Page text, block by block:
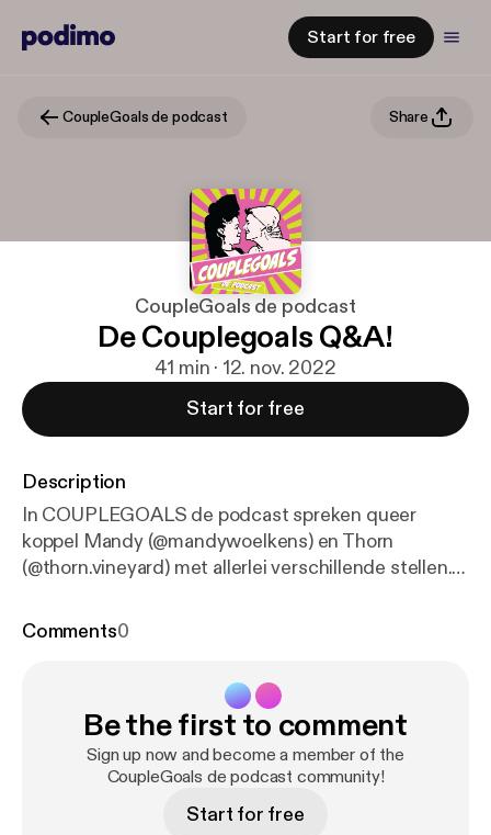
Start for free
CoupleGoals de podcast Share
CoupleGoals de podcast
De Couplegoals Q&A!
41 min · 12. nov. 2022
Start for free
Description
In COUPLEGOALS de podcast spreken queer
koppel Mandy (@mandywoelkens) en Thorn
(@thorn.vineyard) met allerlei verschillende stellen.
over? Wat is er nou zo leuk aan de ander? En
Jullie stuurden ons vragen in, en wij hebben die
samen op onze zolderkamer beantwoord. Veel
luisterplezier!
Comments0
Be the first to comment
Sign up now and become a member of the
CoupleGoals de podcast community!
Start for free